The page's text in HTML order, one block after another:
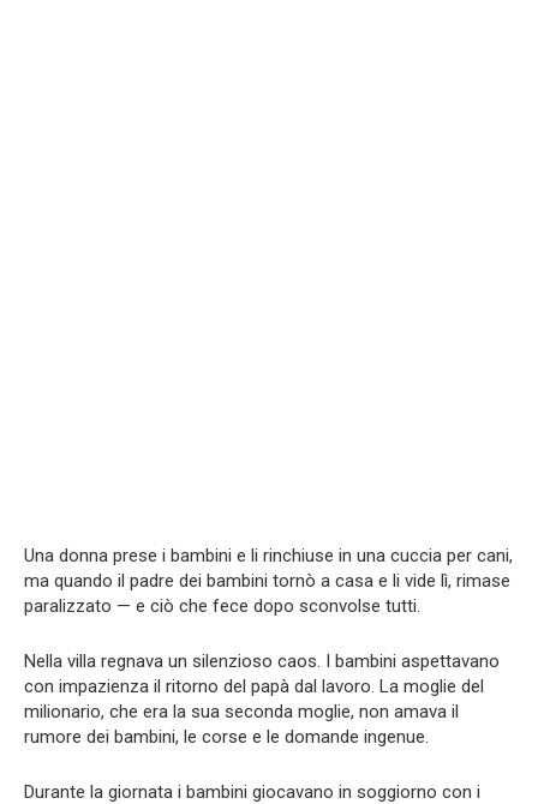
Una donna prese i bambini e li rinchiuse in una cuccia per cani,
ma quando il padre dei bambini tornò a casa e li vide lì, rimase
paralizzato — e ciò che fece dopo sconvolse tutti.
Nella villa regnava un silenzioso caos. I bambini aspettavano
con impazienza il ritorno del papà dal lavoro. La moglie del
milionario, che era la sua seconda moglie, non amava il
rumore dei bambini, le corse e le domande ingenue.
Durante la giornata i bambini giocavano in soggiorno con i